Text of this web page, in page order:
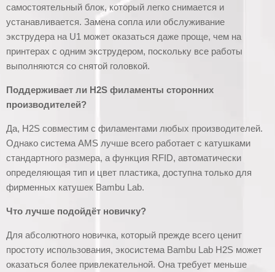
самостоятельный блок, который легко снимается и
устанавливается. Замена сопла или обслуживание
экструдера на U1 может оказаться даже проще, чем на
принтерах с одним экструдером, поскольку все работы
выполняются со снятой головкой.
Поддерживает ли H2S филаменты сторонних
производителей?
Да, H2S совместим с филаментами любых производителей.
Однако система AMS лучше всего работает с катушками
стандартного размера, а функция RFID, автоматически
определяющая тип и цвет пластика, доступна только для
фирменных катушек Bambu Lab.
Что лучше подойдёт новичку?
Для абсолютного новичка, который прежде всего ценит
простоту использования, экосистема Bambu Lab H2S может
оказаться более привлекательной. Она требует меньше